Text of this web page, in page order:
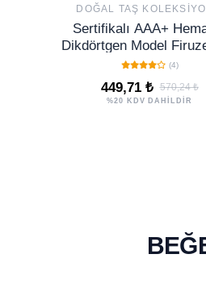
DOĞAL TAŞ
Sertifikalı AAA+
Dikdörtgen Model
Bileklik - Turkuaz
(4)
449,71 ₺ 570,24 ₺
%20 KDV DAHİLDİR